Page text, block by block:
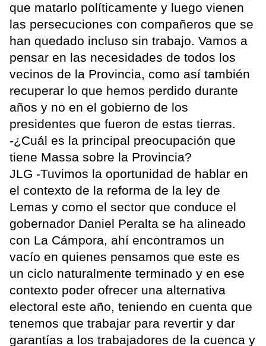
que matarlo políticamente y luego vienen
las persecuciones con compañeros que se
han quedado incluso sin trabajo. Vamos a
pensar en las necesidades de todos los
vecinos de la Provincia, como así también
recuperar lo que hemos perdido durante
años y no en el gobierno de los
presidentes que fueron de estas tierras.
-¿Cuál es la principal preocupación que
tiene Massa sobre la Provincia?
JLG -Tuvimos la oportunidad de hablar en
el contexto de la reforma de la ley de
Lemas y como el sector que conduce el
gobernador Daniel Peralta se ha alineado
con La Cámpora, ahí encontramos un
vacío en quienes pensamos que este es
un ciclo naturalmente terminado y en ese
contexto poder ofrecer una alternativa
electoral este año, teniendo en cuenta que
tenemos que trabajar para revertir y dar
garantías a los trabajadores de la cuenca y